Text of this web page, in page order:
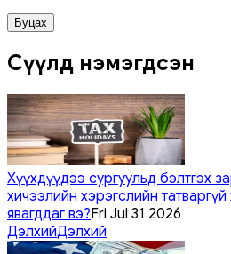
Буцах
Сүүлд нэмэгдсэн
Хүүхдүүдээ сургуульд бэлтгэх
хичээлийн хэрэгслийн
явагддаг вэ?Fri Jul 31 2026
ДэлхийДэлхий